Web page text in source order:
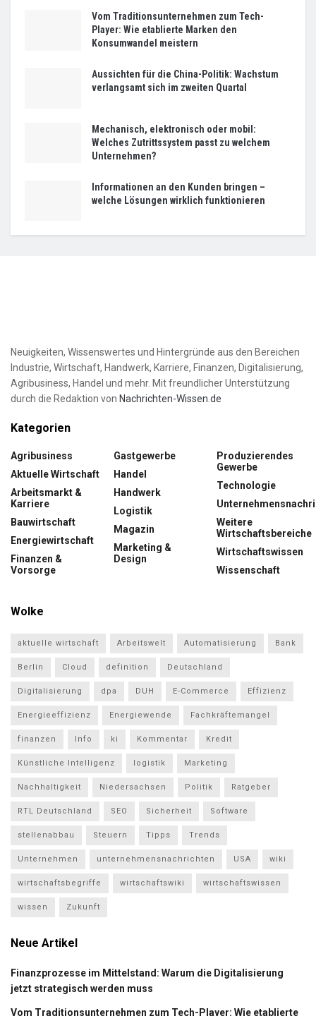
Vom Traditionsunternehmen zum Tech-
Player: Wie etablierte Marken den
Konsumwandel meistern
Aussichten für die China-Politik: Wachstum
verlangsamt sich im zweiten Quartal
Mechanisch, elektronisch oder mobil:
Welches Zutrittssystem passt zu welchem
Unternehmen?
Informationen an den Kunden bringen –
welche Lösungen wirklich funktionieren
Neuigkeiten, Wissenswertes und Hintergründe aus den Bereichen
Industrie, Wirtschaft, Handwerk, Karriere, Finanzen, Digitalisierung,
Agribusiness, Handel und mehr. Mit freundlicher Unterstützung
durch die Redaktion von Nachrichten-Wissen.de
Kategorien
Agribusiness
Aktuelle Wirtschaft
Arbeitsmarkt &
Karriere
Bauwirtschaft
Energiewirtschaft
Finanzen &
Vorsorge
Gastgewerbe
Handel
Handwerk
Logistik
Magazin
Marketing &
Design
Produzierendes
Gewerbe
Technologie
Weitere
Wirtschaftsbereiche
Wirtschaftswissen
Wissenschaft
Wolke
aktuelle wirtschaft Arbeitswelt Automatisierung Bank
Berlin Cloud definition Deutschland
Digitalisierung dpa DUH E-Commerce Effizienz
Energieeffizienz Energiewende Fachkräftemangel
finanzen Info ki Kommentar Kredit
Künstliche Intelligenz logistik Marketing
Nachhaltigkeit Niedersachsen Politik Ratgeber
RTL Deutschland SEO Sicherheit Software
stellenabbau Steuern Tipps Trends
Unternehmen unternehmensnachrichten USA wiki
wirtschaftsbegriffe wirtschaftswiki wirtschaftswissen
wissen Zukunft
Neue Artikel
Finanzprozesse im Mittelstand: Warum die Digitalisierung
jetzt strategisch werden muss
Vom Traditionsunternehmen zum Tech-Player: Wie etablierte